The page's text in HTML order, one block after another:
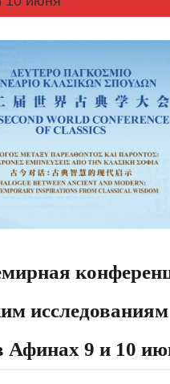
исследованиям
Афинах 9 и 10